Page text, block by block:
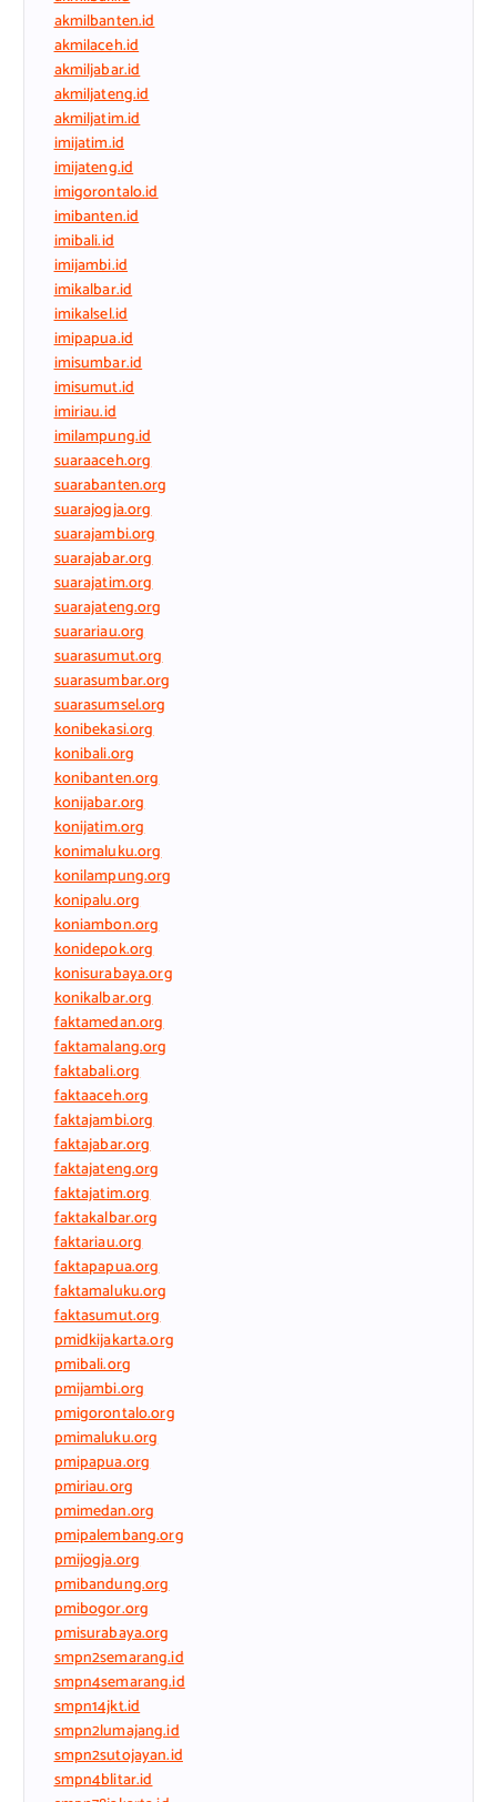
akmilbanten.id
akmilaceh.id
akmiljabar.id
akmiljateng.id
akmiljatim.id
imijatim.id
imijateng.id
imigorontalo.id
imibanten.id
imibali.id
imijambi.id
imikalbar.id
imikalsel.id
imipapua.id
imisumbar.id
imisumut.id
imiriau.id
imilampung.id
suaraaceh.org
suarabanten.org
suarajogja.org
suarajambi.org
suarajabar.org
suarajatim.org
suarajateng.org
suarariau.org
suarasumut.org
suarasumbar.org
suarasumsel.org
konibekasi.org
konibali.org
konibanten.org
konijabar.org
konijatim.org
konimaluku.org
konilampung.org
konipalu.org
koniambon.org
konidepok.org
konisurabaya.org
konikalbar.org
faktamedan.org
faktamalang.org
faktabali.org
faktaaceh.org
faktajambi.org
faktajabar.org
faktajateng.org
faktajatim.org
faktakalbar.org
faktariau.org
faktapapua.org
faktamaluku.org
faktasumut.org
pmidkijakarta.org
pmibali.org
pmijambi.org
pmigorontalo.org
pmimaluku.org
pmipapua.org
pmiriau.org
pmimedan.org
pmipalembang.org
pmijogja.org
pmibandung.org
pmibogor.org
pmisurabaya.org
smpn2semarang.id
smpn4semarang.id
smpn14jkt.id
smpn2lumajang.id
smpn2sutojayan.id
smpn4blitar.id